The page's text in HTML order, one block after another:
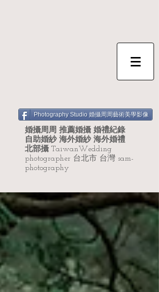
Photography Studio 婚攝周周藝術美學影像
婚攝周周 推薦婚攝 婚禮紀錄
自助婚紗 海外婚紗 海外婚禮
北部攝 TaiwanWedding
photographer 台北市 台灣 sam-
photography